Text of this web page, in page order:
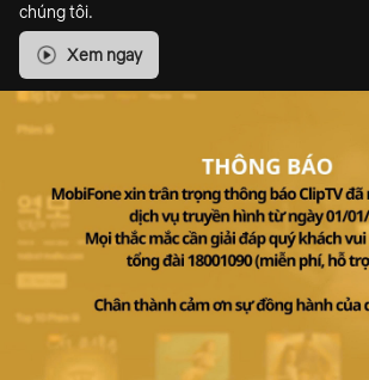
chúng tôi.
Xem ngay